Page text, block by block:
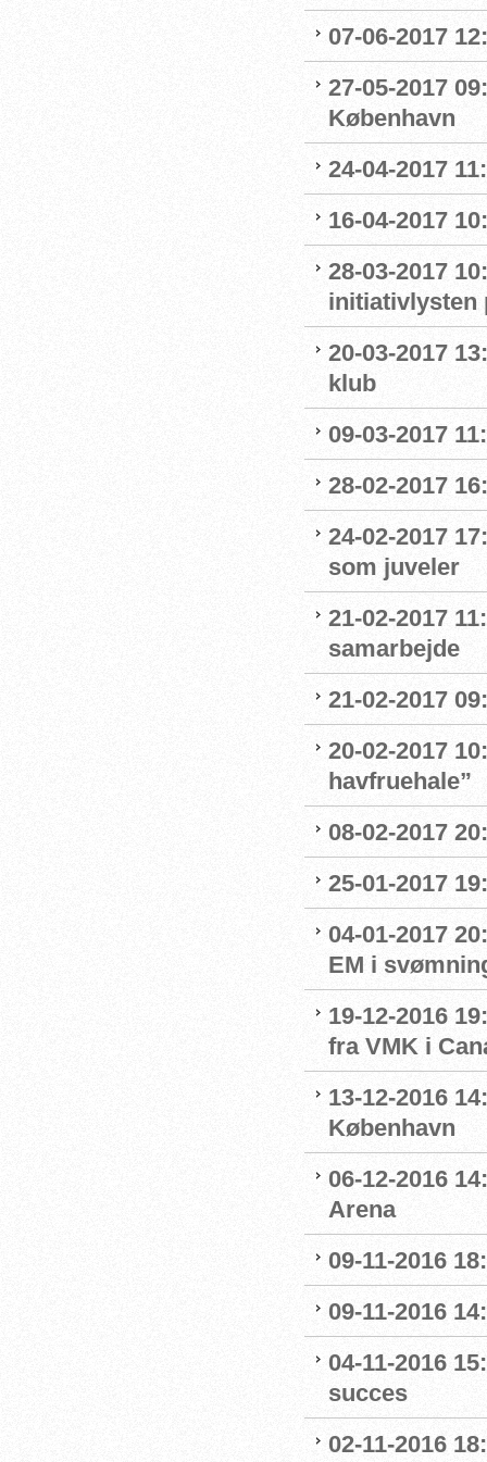
07-06-2017
27-05-2017
København
24-04-2017
16-04-2017
28-03-2017
initiativlysten
20-03-2017
klub
09-03-2017
28-02-2017
24-02-2017
som juveler
21-02-2017
samarbejde
21-02-2017
20-02-2017
havfruehale”
08-02-2017
25-01-2017
04-01-2017
EM i
19-12-2016
fra VMK i
13-12-2016
København
06-12-2016
Arena
09-11-2016
09-11-2016
04-11-2016
succes
02-11-2016